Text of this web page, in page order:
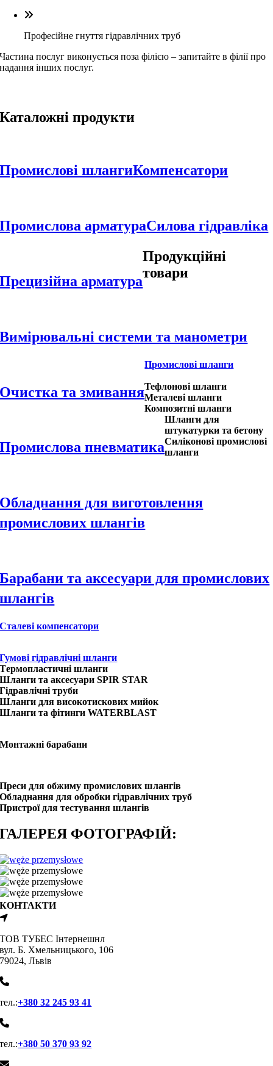
Професійне гнуття гідравлічних труб
Частина послуг виконується поза філією – запитайте в філії про
надання інших послуг.
Каталожні продукти
Промислові шлангиКомпенсатори
Промислова арматураCилова гідравліка
Прецизійна арматура
Вимірювальні системи та манометри
Очистка та змивання
Промислова пневматика
Обладнання для виготовлення
промислових шлангів
Барабани та аксесуари для промислових
шлангів
Продукційні
товари
Промислові шланги
Тефлонові шланги
Металеві шланги
Композитні шланги
Шланги для
штукатурки та бетону
Силіконові промислові
шланги
Сталеві компенсатори
Гумові гідравлічні шланги
Tермопластичні шланги
Шланги та аксесуари SPIR STAR
Гідравлічні труби
Шланги для високотискових мийок
Шланги та фітинги WATERBLAST
Монтажні барабани
Преси для обжиму промислових шлангів
Обладнання для обробки гідравлічних труб
Пристрої для тестування шлангів
ГАЛЕРЕЯ ФОТОГРАФІЙ:
КОНТАКТИ
ТОВ ТУБЕС Iнтернешнл
вул. Б. Хмельницького, 106
79024, Львiв
тел.:+380 32 245 93 41
тел.:+380 50 370 93 92